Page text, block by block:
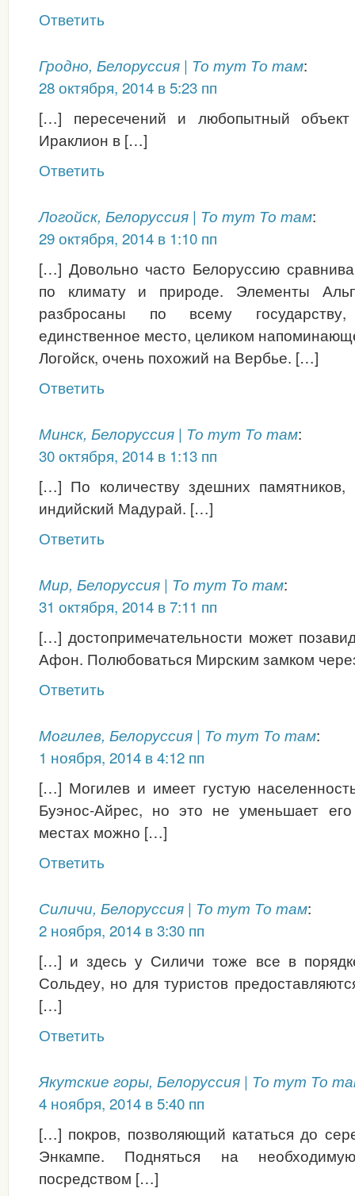
Ответить
Гродно, Белоруссия | То тут То там:
28 октября, 2014 в 5:23 пп
[…] пересечений и любопытный
Ираклион в […]
Ответить
Логойск, Белоруссия | То тут То там:
29 октября, 2014 в 1:10 пп
[…] Довольно часто Белоруссию
по климату и природе. Элементы
разбросаны по всему
единственное место, целиком
Логойск, очень похожий на Вербье. […]
Ответить
Минск, Белоруссия | То тут То там:
30 октября, 2014 в 1:13 пп
[…] По количеству здешних памятников,
индийский Мадурай. […]
Ответить
Мир, Белоруссия | То тут То там:
31 октября, 2014 в 7:11 пп
[…] достопримечательности может
Афон. Полюбоваться Мирским замком
Ответить
Могилев, Белоруссия | То тут То там:
1 ноября, 2014 в 4:12 пп
[…] Могилев и имеет густую
Буэнос-Айрес, но это не уменьшает
местах можно […]
Ответить
Силичи, Белоруссия | То тут То там:
2 ноября, 2014 в 3:30 пп
[…] и здесь у Силичи тоже все в
Сольдеу, но для туристов
[…]
Ответить
Якутские горы, Белоруссия | То тут То
4 ноября, 2014 в 5:40 пп
[…] покров, позволяющий кататься до
Энкампе. Подняться на
посредством […]